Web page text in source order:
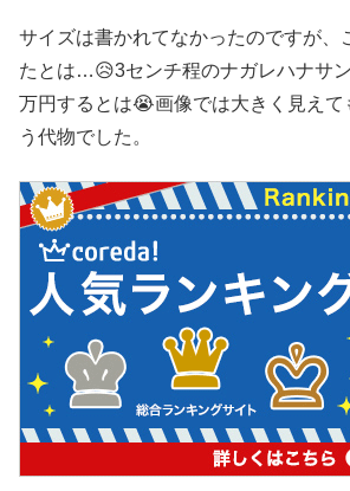
サイズは書かれてなかったのですが、
たとは…😥3センチ程のナガレハナサ
万円するとは😭画像では大きく見えて
う代物でした。